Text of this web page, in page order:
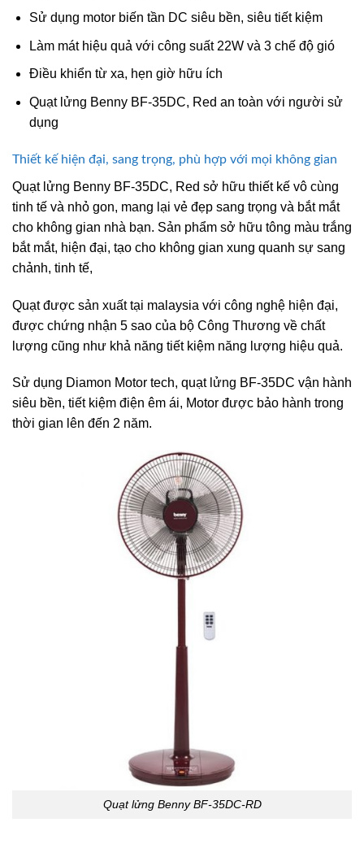
Sử dụng motor biến tần DC siêu bền, siêu tiết kiệm
Làm mát hiệu quả với công suất 22W và 3 chế độ gió
Điều khiển từ xa, hẹn giờ hữu ích
Quạt lửng Benny BF-35DC, Red an toàn với người sử
dụng
Thiết kế hiện đại, sang trọng, phù hợp với mọi không gian
Quạt lửng Benny BF-35DC, Red sở hữu thiết kế vô cùng
tinh tế và nhỏ gon, mang lại vẻ đẹp sang trọng và bắt mắt
cho không gian nhà bạn. Sản phẩm sở hữu tông màu trắng
bắt mắt, hiện đại, tạo cho không gian xung quanh sự sang
chảnh, tinh tế,
Quạt được sản xuất tại malaysia với công nghệ hiện đại,
được chứng nhận 5 sao của bộ Công Thương về chất
lượng cũng như khả năng tiết kiệm năng lượng hiệu quả.
Sử dụng Diamon Motor tech, quạt lửng BF-35DC vận hành
siêu bền, tiết kiệm điện êm ái, Motor được bảo hành trong
thời gian lên đến 2 năm.
Quạt lửng Benny BF-35DC-RD